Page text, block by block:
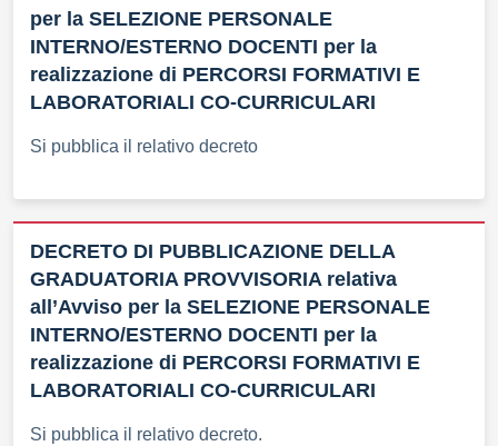
per la SELEZIONE PERSONALE
INTERNO/ESTERNO DOCENTI per la
realizzazione di PERCORSI FORMATIVI E
LABORATORIALI CO-CURRICULARI
Si pubblica il relativo decreto
DECRETO DI PUBBLICAZIONE DELLA
GRADUATORIA PROVVISORIA relativa
all’Avviso per la SELEZIONE PERSONALE
INTERNO/ESTERNO DOCENTI per la
realizzazione di PERCORSI FORMATIVI E
LABORATORIALI CO-CURRICULARI
Si pubblica il relativo decreto.